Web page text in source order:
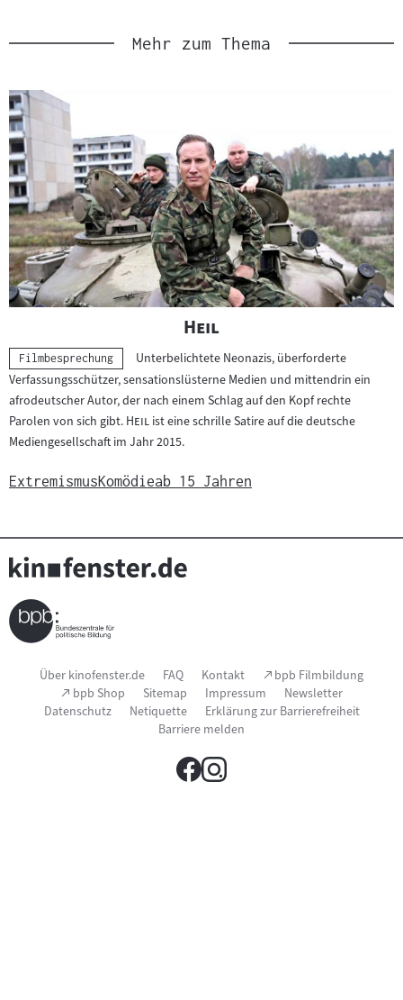
Mehr zum Thema
"
Heil
Kategorie:
Filmbesprechung
Unterbelichtete Neonazis, überforderte
Verfassungsschützer, sensationslüsterne Medien und mittendrin ein
afrodeutscher Autor, der nach einem Schlag auf den Kopf rechte
Parolen von sich gibt. "Heil "ist eine schrille Satire auf die deutsche
Mediengesellschaft im Jahr 2015.
ExtremismusKomödieab 15 Jahren
Seitenfußnavigation
Über kinofenster.de FAQ Kontakt (Link
öffnet
im
neuen
bpb Filmbildung
(Link
öffnet
im
bpb Shop Sitemap Impressum
Newsletter
Datenschutz
Netiquette
Erklärung zur Barrierefreiheit
Barriere melden